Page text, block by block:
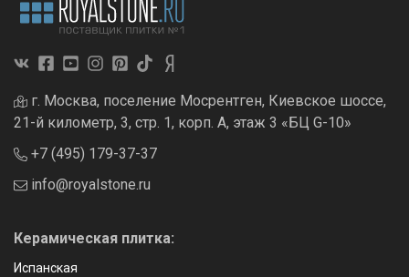
г. Москва, поселение Мосрентген, Киевское шоссе,
21-й километр, 3, стр. 1, корп. А, этаж 3 «БЦ G-10»
+7 (495) 179-37-37
info@royalstone.ru
Керамическая плитка:
Испанская